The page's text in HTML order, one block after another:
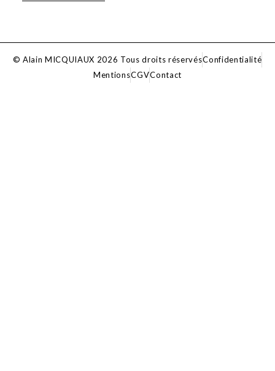
© Alain MICQUIAUX 2026 Tous droits réservésConfidentialité
MentionsCGVContact